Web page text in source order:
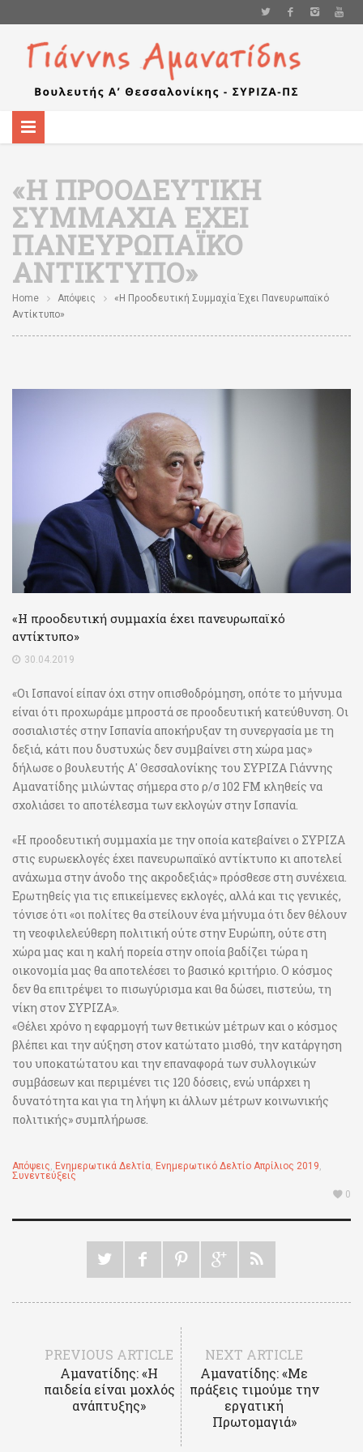
«Η ΠΡΟΟΔΕΥΤΙΚΉ
ΣΥΜΜΑΧΊΑ ΈΧΕΙ
ΠΑΝΕΥΡΩΠΑΪΚΌ
ΑΝΤΊΚΤΥΠΟ»
Home Απόψεις
«Η Προοδευτική Συμμαχία Έχει Πανευρωπαϊκό
Αντίκτυπο»
«Η προοδευτική συμμαχία έχει πανευρωπαϊκό
αντίκτυπο»
30.04.2019
«Οι Ισπανοί είπαν όχι στην οπισθοδρόμηση, οπότε το μήνυμα
είναι ότι προχωράμε μπροστά σε προοδευτική κατεύθυνση. Οι
σοσιαλιστές στην Ισπανία αποκήρυξαν τη συνεργασία με τη
δεξιά, κάτι που δυστυχώς δεν συμβαίνει στη χώρα μας»
δήλωσε ο βουλευτής Α' Θεσσαλονίκης του ΣΥΡΙΖΑ Γιάννης
Αμανατίδης μιλώντας σήμερα στο ρ/σ 102 FM κληθείς να
σχολιάσει το αποτέλεσμα των εκλογών στην Ισπανία.
«Η προοδευτική συμμαχία με την οποία κατεβαίνει ο ΣΥΡΙΖΑ
στις ευρωεκλογές έχει πανευρωπαϊκό αντίκτυπο κι αποτελεί
ανάχωμα στην άνοδο της ακροδεξιάς» πρόσθεσε στη συνέχεια.
Ερωτηθείς για τις επικείμενες εκλογές, αλλά και τις γενικές,
τόνισε ότι «οι πολίτες θα στείλουν ένα μήνυμα ότι δεν θέλουν
τη νεοφιλελεύθερη πολιτική ούτε στην Ευρώπη, ούτε στη
χώρα μας και η καλή πορεία στην οποία βαδίζει τώρα η
οικονομία μας θα αποτελέσει το βασικό κριτήριο. Ο κόσμος
δεν θα επιτρέψει το πισωγύρισμα και θα δώσει, πιστεύω, τη
νίκη στον ΣΥΡΙΖΑ».
«Θέλει χρόνο η εφαρμογή των θετικών μέτρων και ο κόσμος
βλέπει και την αύξηση στον κατώτατο μισθό, την κατάργηση
του υποκατώτατου και την επαναφορά των συλλογικών
συμβάσεων και περιμένει τις 120 δόσεις, ενώ υπάρχει η
δυνατότητα και για τη λήψη κι άλλων μέτρων κοινωνικής
πολιτικής» συμπλήρωσε.
Απόψεις, Ενημερωτικά Δελτία, Ενημερωτικό Δελτίο Απρίλιος 2019,
Συνεντεύξεις
0
PREVIOUS ARTICLE
Αμανατίδης: «Η
παιδεία είναι μοχλός
ανάπτυξης»
NEXT ARTICLE
Αμανατίδης: «Με
πράξεις τιμούμε την
εργατική
Πρωτομαγιά»